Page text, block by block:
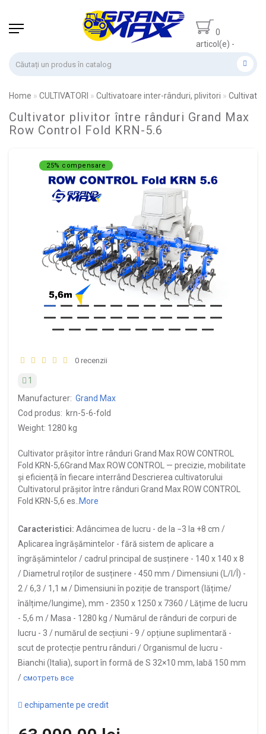
0
articol(e) -
Home CULTIVATORI Cultivatoare inter-rânduri, plivitori Cultivator
Cultivator plivitor între rânduri Grand Max
Row Control Fold KRN-5.6
25% compensare
0 recenzii
1
Manufacturer: Grand Max
Cod produs: krn-5-6-fold
Weight: 1280 kg
Cultivator prășitor între rânduri Grand Max ROW CONTROL
Fold KRN-5,6Grand Max ROW CONTROL — precizie, mobilitate
și eficiență în fiecare interrând Descrierea cultivatorului
Cultivatorul prășitor între rânduri Grand Max ROW CONTROL
Fold KRN-5,6 es.. More
Caracteristici: Adâncimea de lucru - de la −3 la +8 cm /
Aplicarea îngrășămintelor - fără sistem de aplicare a
îngrășămintelor /cadrul principal de susținere - 140 х 140 х 8
/ Diametrul roților de susținere - 450 mm / Dimensiuni (L/l/Î) -
2 / 6,3 / 1,1 м / Dimensiuni în poziție de transport (lățime/
înălțime/lungime), mm - 2350 х 1250 х 7360 /
Lățime de lucru
- 5,6 m / Masa - 1280 kg / Numărul de rânduri de corpuri de
lucru - 3 /numărul de secțiuni - 9 / opțiune suplimentară -
scut de protecție pentru rânduri /Organismul de lucru -
Bianchi (Italia), suport în formă de S 32×10 mm, labă 150 mm
/ смотреть все
echipamente pe credit